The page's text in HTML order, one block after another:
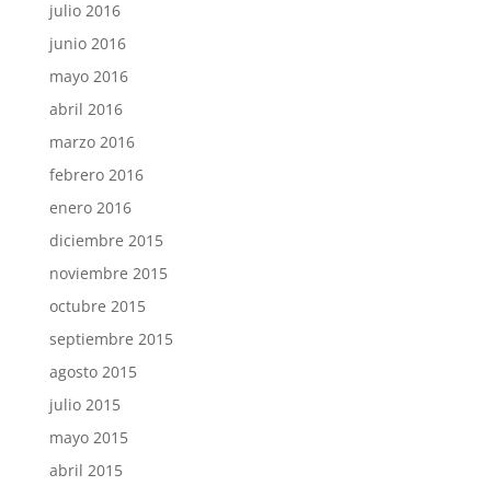
julio 2016
junio 2016
mayo 2016
abril 2016
marzo 2016
febrero 2016
enero 2016
diciembre 2015
noviembre 2015
octubre 2015
septiembre 2015
agosto 2015
julio 2015
mayo 2015
abril 2015